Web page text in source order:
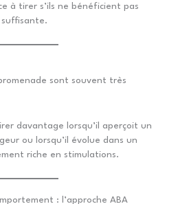
à tirer s’ils ne bénéficient pas
sont souvent très
davantage lorsqu’il aperçoit un
ou lorsqu’il évolue dans un
riche en stimulations.
: l’approche ABA